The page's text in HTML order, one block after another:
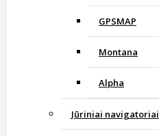
GPSMAP
Montana
Alpha
Jūriniai navigatoriai